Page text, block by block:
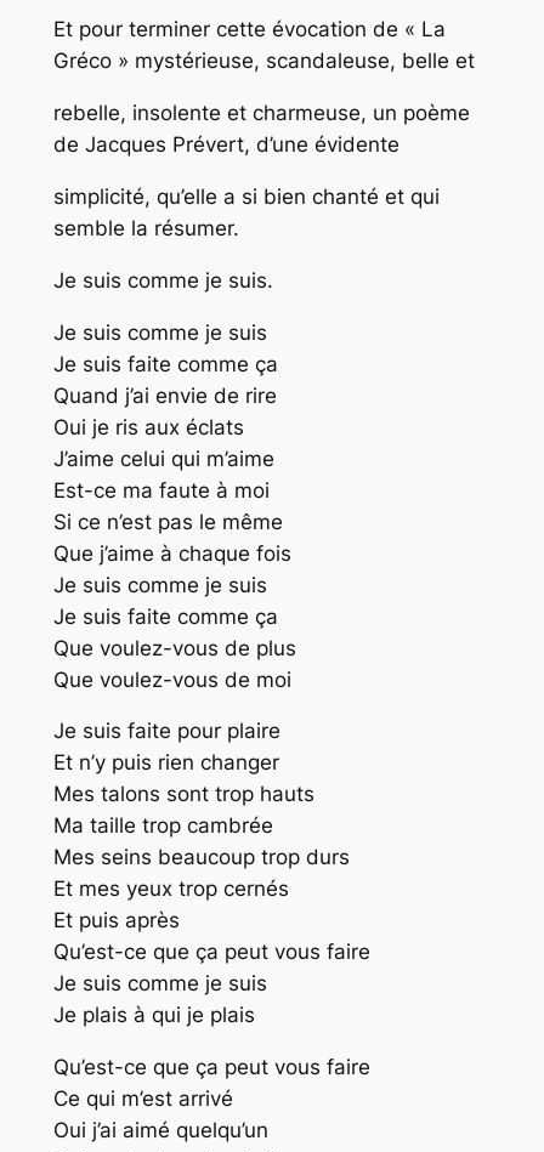
Et pour terminer cette évocation de « La
Gréco » mystérieuse, scandaleuse, belle et
rebelle, insolente et charmeuse, un poème
de Jacques Prévert, d’une évidente
simplicité, qu’elle a si bien chanté et qui
semble la résumer.
Je suis comme je suis.
Je suis comme je suis
Je suis faite comme ça
Quand j’ai envie de rire
Oui je ris aux éclats
J’aime celui qui m’aime
Est-ce ma faute à moi
Si ce n’est pas le même
Que j’aime à chaque fois
Je suis comme je suis
Je suis faite comme ça
Que voulez-vous de plus
Que voulez-vous de moi
Je suis faite pour plaire
Et n’y puis rien changer
Mes talons sont trop hauts
Ma taille trop cambrée
Mes seins beaucoup trop durs
Et mes yeux trop cernés
Et puis après
Qu’est-ce que ça peut vous faire
Je suis comme je suis
Je plais à qui je plais
Qu’est-ce que ça peut vous faire
Ce qui m’est arrivé
Oui j’ai aimé quelqu’un